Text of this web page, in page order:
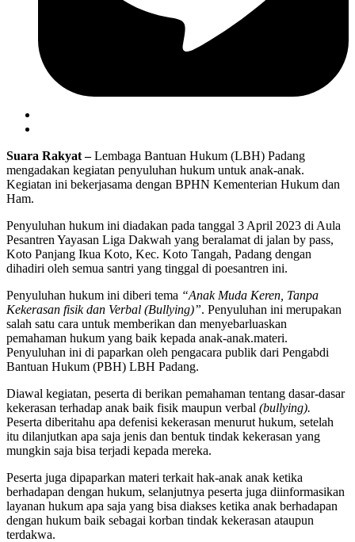
Suara Rakyat –Lembaga Bantuan Hukum (LBH) Padang
mengadakan kegiatan penyuluhan hukum untuk anak-anak.
Kegiatan ini bekerjasama dengan BPHN Kementerian Hukum dan
Ham.
Penyuluhan hukum ini diadakan pada tanggal 3 April 2023 di Aula
Pesantren Yayasan Liga Dakwah yang beralamat di jalan by pass,
Koto Panjang Ikua Koto, Kec. Koto Tangah, Padang dengan
dihadiri oleh semua santri yang tinggal di poesantren ini.
Penyuluhan hukum ini diberi tema “Anak Muda Keren, Tanpa
Kekerasan fisik dan Verbal (Bullying)”. Penyuluhan ini merupakan
salah satu cara untuk memberikan dan menyebarluaskan
pemahaman hukum yang baik kepada anak-anak.materi.
Penyuluhan ini di paparkan oleh pengacara publik dari Pengabdi
Bantuan Hukum (PBH) LBH Padang.
Diawal kegiatan, peserta di berikan pemahaman tentang dasar-dasar
kekerasan terhadap anak baik fisik maupun verbal (bullying).
Peserta diberitahu apa defenisi kekerasan menurut hukum, setelah
itu dilanjutkan apa saja jenis dan bentuk tindak kekerasan yang
mungkin saja bisa terjadi kepada mereka.
Peserta juga dipaparkan materi terkait hak-anak anak ketika
berhadapan dengan hukum, selanjutnya peserta juga diinformasikan
layanan hukum apa saja yang bisa diakses ketika anak berhadapan
dengan hukum baik sebagai korban tindak kekerasan ataupun
terdakwa.